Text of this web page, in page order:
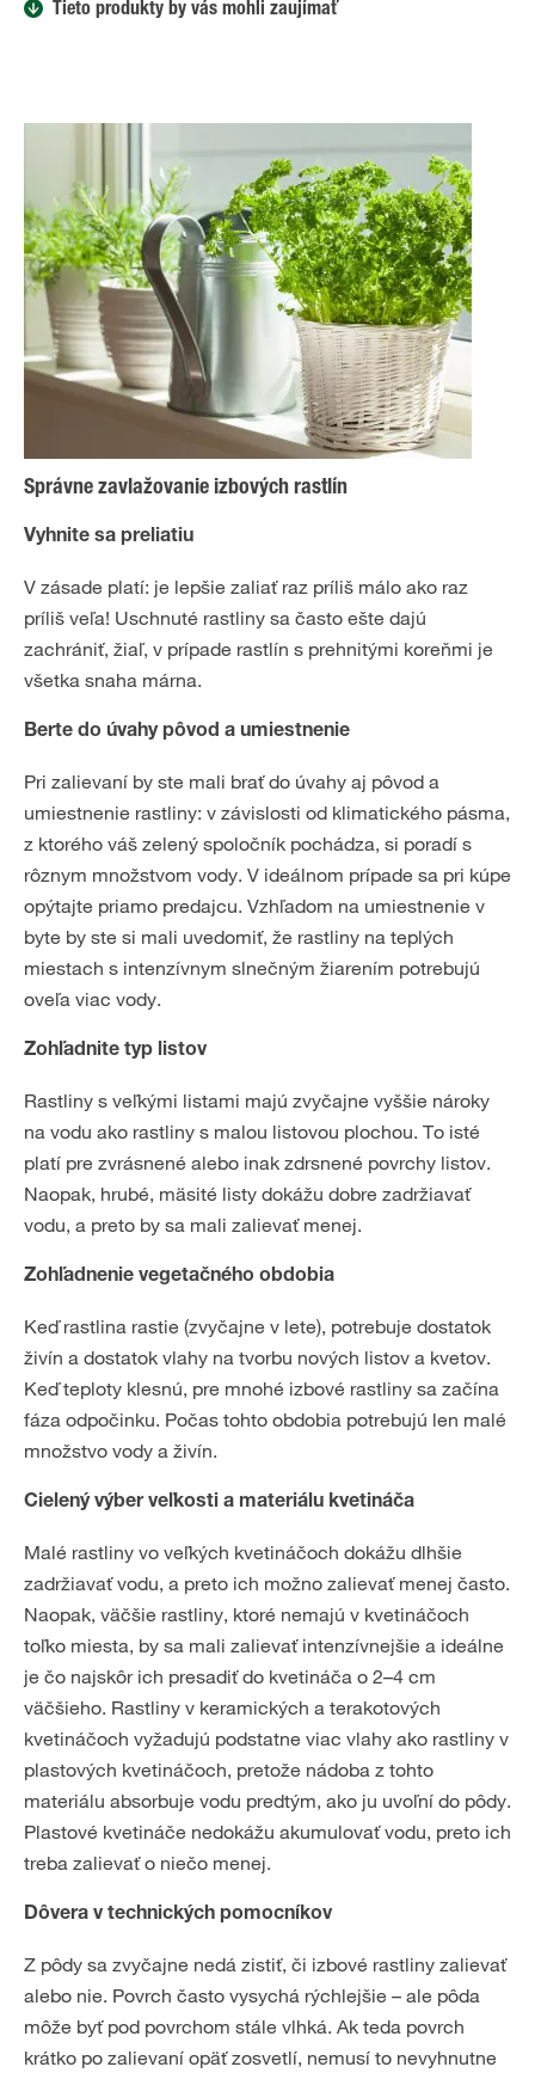
Tieto produkty by vás mohli zaujímať
Správne zavlažovanie izbových rastlín
Vyhnite sa preliatiu
V zásade platí: je lepšie zaliať raz príliš málo ako raz
príliš veľa! Uschnuté rastliny sa často ešte dajú
zachrániť, žiaľ, v prípade rastlín s prehnitými koreňmi je
všetka snaha márna.
Berte do úvahy pôvod a umiestnenie
Pri zalievaní by ste mali brať do úvahy aj pôvod a
umiestnenie rastliny: v závislosti od klimatického pásma,
z ktorého váš zelený spoločník pochádza, si poradí s
rôznym množstvom vody. V ideálnom prípade sa pri kúpe
opýtajte priamo predajcu. Vzhľadom na umiestnenie v
byte by ste si mali uvedomiť, že rastliny na teplých
miestach s intenzívnym slnečným žiarením potrebujú
oveľa viac vody.
Zohľadnite typ listov
Rastliny s veľkými listami majú zvyčajne vyššie nároky
na vodu ako rastliny s malou listovou plochou. To isté
platí pre zvrásnené alebo inak zdrsnené povrchy listov.
Naopak, hrubé, mäsité listy dokážu dobre zadržiavať
vodu, a preto by sa mali zalievať menej.
Zohľadnenie vegetačného obdobia
Keď rastlina rastie (zvyčajne v lete), potrebuje dostatok
živín a dostatok vlahy na tvorbu nových listov a kvetov.
Keď teploty klesnú, pre mnohé izbové rastliny sa začína
fáza odpočinku. Počas tohto obdobia potrebujú len malé
množstvo vody a živín.
Cielený výber veľkosti a materiálu kvetináča
Malé rastliny vo veľkých kvetináčoch dokážu dlhšie
zadržiavať vodu, a preto ich možno zalievať menej často.
Naopak, väčšie rastliny, ktoré nemajú v kvetináčoch
toľko miesta, by sa mali zalievať intenzívnejšie a ideálne
je čo najskôr ich presadiť do kvetináča o 2–4 cm
väčšieho. Rastliny v keramických a terakotových
kvetináčoch vyžadujú podstatne viac vlahy ako rastliny v
plastových kvetináčoch, pretože nádoba z tohto
materiálu absorbuje vodu predtým, ako ju uvoľní do pôdy.
Plastové kvetináče nedokážu akumulovať vodu, preto ich
treba zalievať o niečo menej.
Dôvera v technických pomocníkov
Z pôdy sa zvyčajne nedá zistiť, či izbové rastliny zalievať
alebo nie. Povrch často vysychá rýchlejšie – ale pôda
môže byť pod povrchom stále vlhká. Ak teda povrch
krátko po zalievaní opäť zosvetlí, nemusí to nevyhnutne